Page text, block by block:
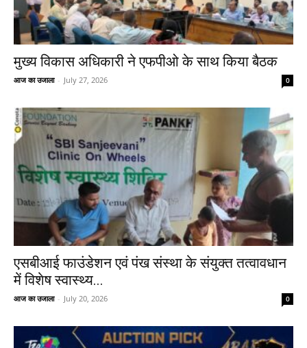
मुख्य विकास अधिकारी ने एफपीओ के साथ किया बैठक
आज का उजाला - July 27, 2026 0
एसबीआई फाउंडेशन एवं पंख संस्था के संयुक्त तत्वावधान
में विशेष स्वास्थ्य...
आज का उजाला - July 20, 2026 0